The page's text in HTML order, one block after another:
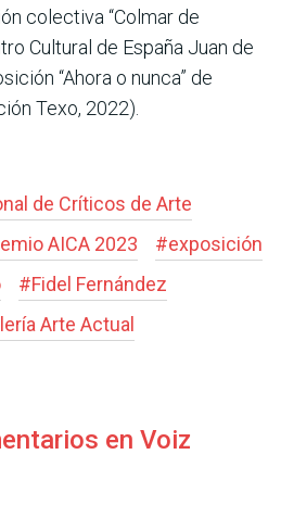
colectiva “Colmar de
Cultural de España Juan de
“Ahora o nunca” de
Texo, 2022).
de Críticos de Arte
AICA 2023 #exposición
#Fidel Fernández
Arte Actual
en Voiz